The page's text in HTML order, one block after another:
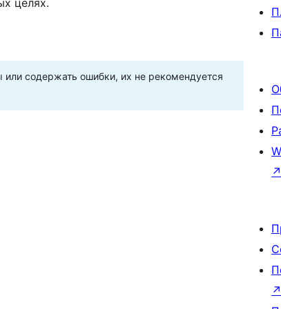
содержать ошибки, их не рекомендуется
↗
↗